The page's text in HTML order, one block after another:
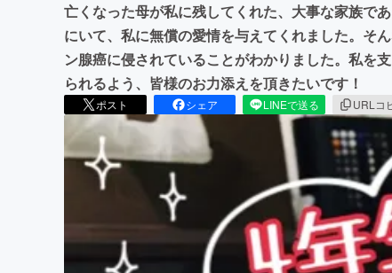
亡くなった母が私に残してくれた、大事な家族で
にいて、私に無償の愛情を与えてくれました。そ
ン腺癌に侵されていることがわかりました。私を
られるよう、皆様のお力添えを頂きたいです！
ポスト シェア LINEで送る URLコ